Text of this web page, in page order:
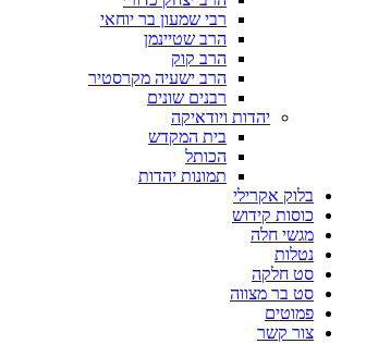
רבי שמעון בר יוחאי
הרב שטיינמן
הרב קוק
הרב ישעיה מקרסטיר
רבנים שונים
יהדות ויודאיקה
בית המקדש
הכותל
תמונות יהדות
בלוק אקרילי
כוסות קידוש
מגשי חלה
נטלות
סט חלקה
סט בר מצווה
פמוטים
צור קשר